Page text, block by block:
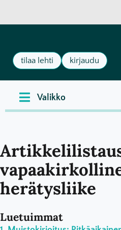
tilaa lehti kirjaudu
herätysliike
Luetuimmat